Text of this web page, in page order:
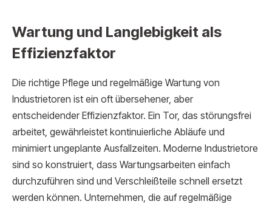
Wartung und Langlebigkeit als
Effizienzfaktor
Die richtige Pflege und regelmäßige Wartung von
Industrietoren ist ein oft übersehener, aber
entscheidender Effizienzfaktor. Ein Tor, das störungsfrei
arbeitet, gewährleistet kontinuierliche Abläufe und
minimiert ungeplante Ausfallzeiten. Moderne Industrietore
sind so konstruiert, dass Wartungsarbeiten einfach
durchzuführen sind und Verschleißteile schnell ersetzt
werden können. Unternehmen, die auf regelmäßige